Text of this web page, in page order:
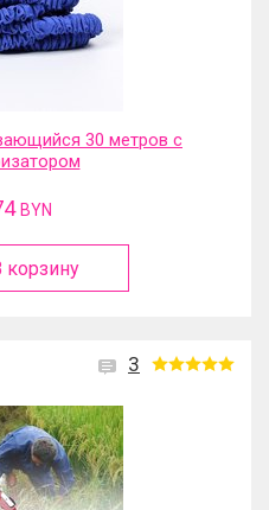
30 метров с
BYN
корзину
3